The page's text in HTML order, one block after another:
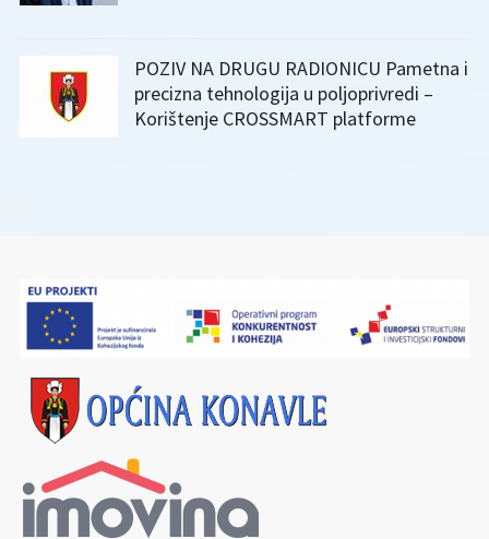
POZIV NA DRUGU RADIONICU Pametna i
precizna tehnologija u poljoprivredi –
Korištenje CROSSMART platforme